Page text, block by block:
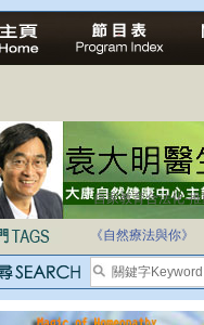
自家教育合法化-
《自然療法與你》